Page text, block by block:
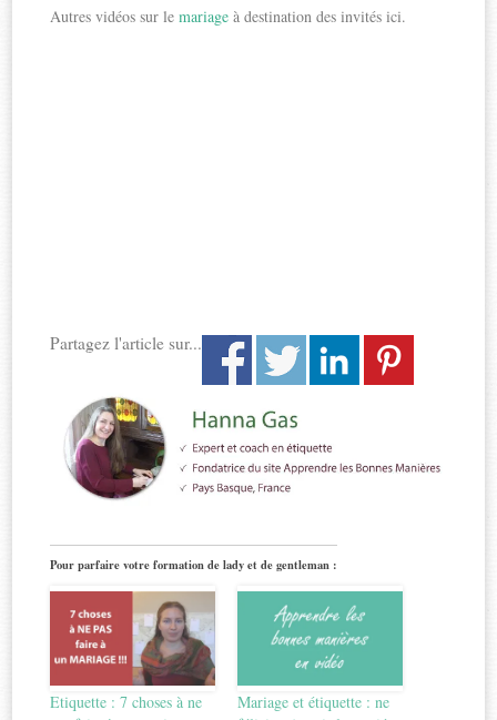
Autres vidéos sur lemariage à destination des invités ici.
Partagez l'article sur...
Pour parfaire votre formation de lady et de gentleman :
Etiquette : 7 choses à ne
Mariage et étiquette : ne